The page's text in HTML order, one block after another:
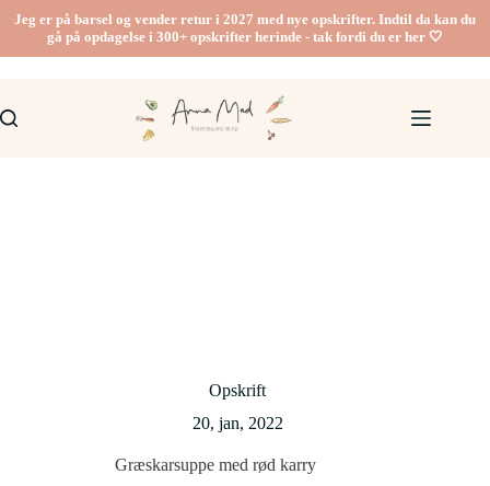
indhold
Jeg er på barsel og vender retur i 2027 med nye opskrifter. Indtil da kan du
gå på opdagelse i 300+ opskrifter herinde - tak fordi du er her 🤍
Opskrift
20, jan, 2022
Græskarsuppe med rød karry